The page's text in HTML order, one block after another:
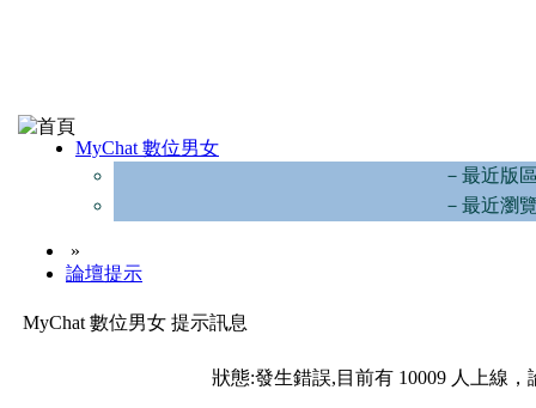
MyChat 數位男女
－最近版
－最近瀏
»
論壇提示
MyChat 數位男女 提示訊息
狀態:發生錯誤,目前有 10009 人上線